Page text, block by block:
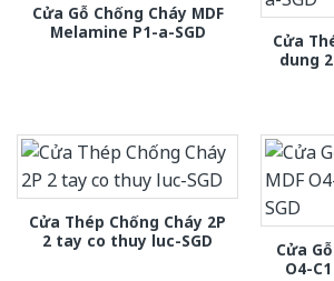
Cửa Gỗ Chống Cháy MDF
Melamine P1-a-SGD
Cửa
dung
Cửa Thép Chống Cháy 2P
2 tay co thuy luc-SGD
Cửa
O4-